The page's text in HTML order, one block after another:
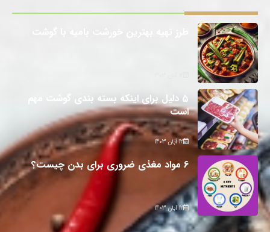
5 دلیل برای اینکه بسته بندی گوشت مهم
است
12 آبان 1403
6 مواد مغذی ضروری برای بدن چیست؟
12 آبان 1403